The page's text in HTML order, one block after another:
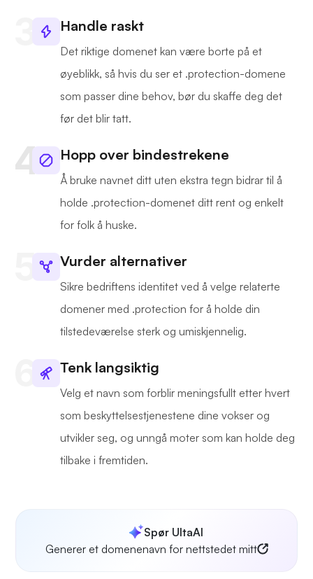
Handle raskt
Det riktige domenet kan være borte på et
øyeblikk, så hvis du ser et .protection-domene
som passer dine behov, bør du skaffe deg det
før det blir tatt.
Hopp over bindestrekene
Å bruke navnet ditt uten ekstra tegn bidrar til å
holde .protection-domenet ditt rent og enkelt
for folk å huske.
Vurder alternativer
Sikre bedriftens identitet ved å velge relaterte
domener med .protection for å holde din
tilstedeværelse sterk og umiskjennelig.
Tenk langsiktig
Velg et navn som forblir meningsfullt etter hvert
som beskyttelsestjenestene dine vokser og
utvikler seg, og unngå moter som kan holde deg
tilbake i fremtiden.
Spør UltaAI
Generer et domenenavn for nettstedet mitt